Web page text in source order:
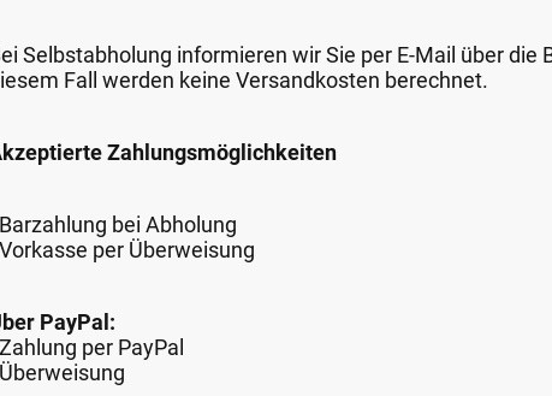
Selbstabholung informieren wir Sie per E-Mail über
Fall werden keine Versandkosten berechnet.
Zahlungsmöglichkeiten
bei Abholung
per Überweisung
PayPal:
per PayPal